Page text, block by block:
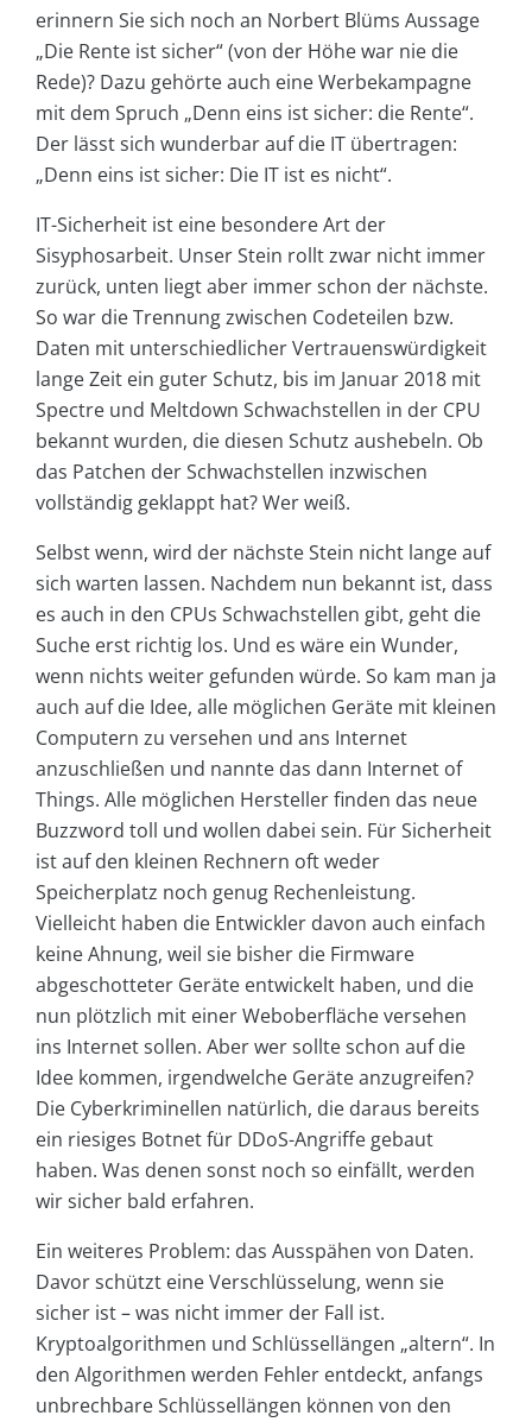
erinnern Sie sich noch an Norbert Blüms Aussage
„Die Rente ist sicher“ (von der Höhe war nie die
Rede)? Dazu gehörte auch eine Werbekampagne
mit dem Spruch „Denn eins ist sicher: die Rente“.
Der lässt sich wunderbar auf die IT übertragen:
„Denn eins ist sicher: Die IT ist es nicht“.
IT-Sicherheit ist eine besondere Art der
Sisyphosarbeit. Unser Stein rollt zwar nicht immer
zurück, unten liegt aber immer schon der nächste.
So war die Trennung zwischen Codeteilen bzw.
Daten mit unterschiedlicher Vertrauenswürdigkeit
lange Zeit ein guter Schutz, bis im Januar 2018 mit
Spectre und Meltdown Schwachstellen in der CPU
bekannt wurden, die diesen Schutz aushebeln. Ob
das Patchen der Schwachstellen inzwischen
vollständig geklappt hat? Wer weiß.
Selbst wenn, wird der nächste Stein nicht lange auf
sich warten lassen. Nachdem nun bekannt ist, dass
es auch in den CPUs Schwachstellen gibt, geht die
Suche erst richtig los. Und es wäre ein Wunder,
wenn nichts weiter gefunden würde. So kam man ja
auch auf die Idee, alle möglichen Geräte mit kleinen
Computern zu versehen und ans Internet
anzuschließen und nannte das dann Internet of
Things. Alle möglichen Hersteller finden das neue
Buzzword toll und wollen dabei sein. Für Sicherheit
ist auf den kleinen Rechnern oft weder
Speicherplatz noch genug Rechenleistung.
Vielleicht haben die Entwickler davon auch einfach
keine Ahnung, weil sie bisher die Firmware
abgeschotteter Geräte entwickelt haben, und die
nun plötzlich mit einer Weboberfläche versehen
ins Internet sollen. Aber wer sollte schon auf die
Idee kommen, irgendwelche Geräte anzugreifen?
Die Cyberkriminellen natürlich, die daraus bereits
ein riesiges Botnet für DDoS-Angriffe gebaut
haben. Was denen sonst noch so einfällt, werden
wir sicher bald erfahren.
Ein weiteres Problem: das Ausspähen von Daten.
Davor schützt eine Verschlüsselung, wenn sie
sicher ist – was nicht immer der Fall ist.
Kryptoalgorithmen und Schlüssellängen „altern“. In
den Algorithmen werden Fehler entdeckt, anfangs
unbrechbare Schlüssellängen können von den